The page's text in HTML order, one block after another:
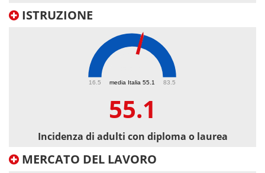
ISTRUZIONE
media Italia 55.1
16.5 83.5
55.1
Incidenza di adulti con diploma o laurea
MERCATO DEL LAVORO